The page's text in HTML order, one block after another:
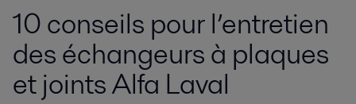
10 conseils pour l’entretien
des échangeurs à plaques
et joints Alfa Laval